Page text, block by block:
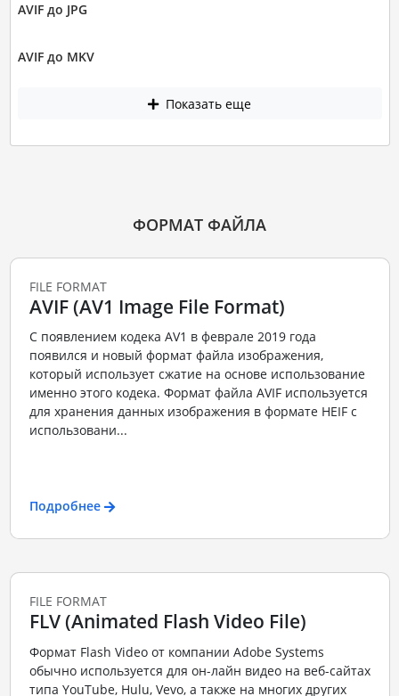
AVIF до JPG
AVIF до MKV
Показать еще
ФОРМАТ ФАЙЛА
FILE FORMAT
AVIF (AV1 Image File Format)
С появлением кодека AV1 в феврале 2019 года
появился и новый формат файла изображения,
который использует сжатие на основе использование
именно этого кодека. Формат файла AVIF используется
для хранения данных изображения в формате HEIF с
использовани...
Подробнее
FILE FORMAT
FLV (Animated Flash Video File)
Формат Flash Video от компании Adobe Systems
обычно используется для он-лайн видео на веб-сайтах
типа YouTube, Hulu, Vevo, а также на многих других